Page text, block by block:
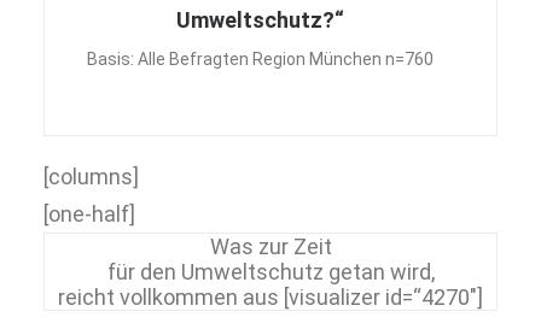
Umweltschutz?“
Basis: Alle Befragten Region München n=760
[columns]
[one-half]
Was zur Zeit
für den Umweltschutz getan wird,
reicht vollkommen aus [visualizer id=“4270″]